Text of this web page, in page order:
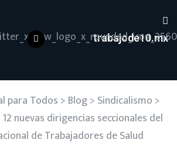
trabajode10.mx
para Todos > Blog> Sindicalismo >
nuevas dirigencias seccionales del
de Trabajadores de Salud